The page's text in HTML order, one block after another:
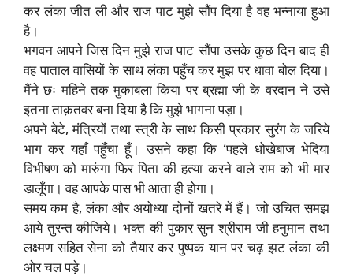
कर लंका जीत ली और राज पाट मुझे सौंप दिया है वह भन्नाया हुआ
है।
भगवन आपने जिस दिन मुझे राज पाट सौंपा उसके कुछ दिन बाद ही
वह पाताल वासियों के साथ लंका पहुँच कर मुझ पर धावा बोल दिया।
मैंने छः महिने तक मुकाबला किया पर ब्रह्मा जी के वरदान ने उसे
इतना ताक़तवर बना दिया है कि मुझे भागना पड़ा।
अपने बेटे, मंत्रियों तथा स्त्री के साथ किसी प्रकार सुरंग के जरिये
भाग कर यहाँ पहुँचा हूँ। उसने कहा कि ‘पहले धोखेबाज भेदिया
विभीषण को मारुंगा फिर पिता की हत्या करने वाले राम को भी मार
डालूँगा। वह आपके पास भी आता ही होगा।
समय कम है, लंका और अयोध्या दोनों खतरे में हैं। जो उचित समझ
आये तुरन्त कीजिये। भक्त की पुकार सुन श्रीराम जी हनुमान तथा
लक्ष्मण सहित सेना को तैयार कर पुष्पक यान पर चढ़ झट लंका की
ओर चल पड़े।